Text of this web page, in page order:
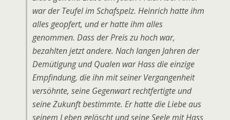
war der Teufel im Schafspelz. Heinrich hatte ihm
alles geopfert, und er hatte ihm alles
genommen. Dass der Preis zu hoch war,
bezahlten jetzt andere. Nach langen Jahren der
Demütigung und Qualen war Hass die einzige
Empfindung, die ihn mit seiner Vergangenheit
versöhnte, seine Gegenwart rechtfertigte und
seine Zukunft bestimmte. Er hatte die Liebe aus
seinem Leben gelöscht und seine Seele mit Hass